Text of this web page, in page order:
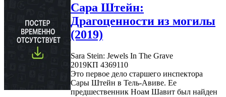
Сара Штейн:
Драгоценности из могилы
(2019)
Sara Stein: Jewels In The Grave
2019КП 4369110
Это первое дело старшего инспектора
Сары Штейн в Тель-Авиве. Ее
предшественник Ноам Шавит был найден